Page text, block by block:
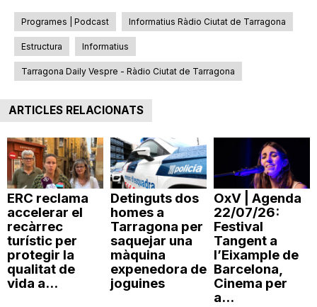
Programes | Podcast Informatius Ràdio Ciutat de Tarragona
Estructura Informatius
Tarragona Daily Vespre - Ràdio Ciutat de Tarragona
ARTICLES RELACIONATS
ERC reclama
accelerar el
recàrrec
turístic per
protegir la
qualitat de
vida a...
Detinguts dos
homes a
Tarragona per
saquejar una
màquina
expenedora de
joguines
OxV | Agenda
22/07/26:
Festival
Tangent a
l’Eixample de
Barcelona,
Cinema per
a...